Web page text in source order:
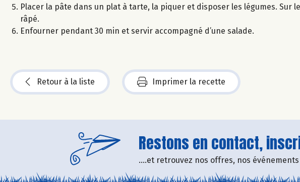
Placer la pâte dans un plat à tarte, la piquer et disposer les légumes. Sur
râpé.
Enfourner pendant 30 min et servir accompagné d’une salade.
Retour à la liste Imprimer la recette
Restons en contact,
....et retrouvez nos offres, nos